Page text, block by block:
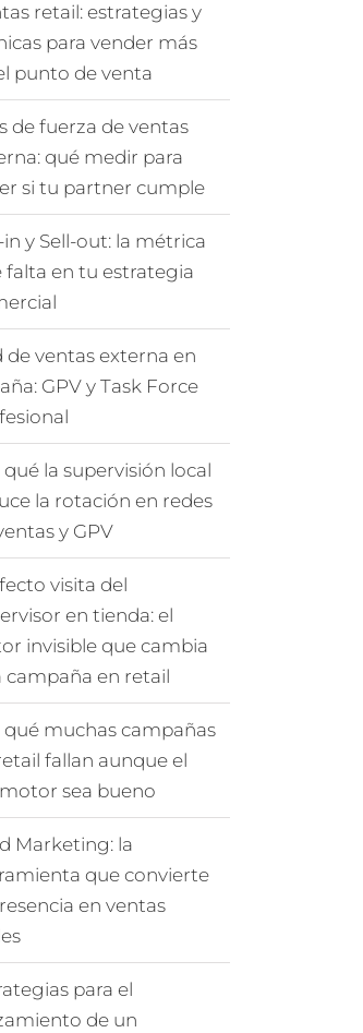
retail: estrategias y
para vender más
punto de venta
de fuerza de ventas
qué medir para
si tu partner cumple
in y Sell-out: la métrica
falta en tu estrategia
de ventas externa en
GPV y Task Force
qué la supervisión local
la rotación en redes
y GPV
visita del
en tienda: el
invisible que cambia
campaña en retail
qué muchas campañas
fallan aunque el
sea bueno
Marketing: la
que convierte
en ventas
para el
de un